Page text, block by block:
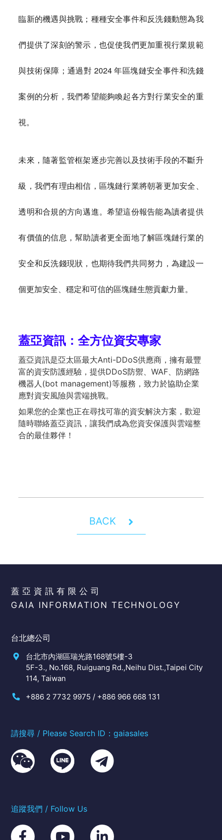
臨新的機遇與挑戰；種種安全事件和反洗錢動態為我
們提供了深刻的警示，也促使我們更加重視行業規範
與技術保障；通過對 2024 年區塊鏈安全事件和洗錢
案例的分析，我們希望能夠喚起各方對行業安全的重
視。
未來，隨著監管框架逐步完善以及技術手段的不斷升
級，我們有理由相信，區塊鏈行業將朝著更加安全、
透明和合規的方向邁進。希望這份報告能為讀者提供
有價值的信息，幫助讀者更全面地了解區塊鏈行業的
安全和反洗錢現狀，也期待我們共同努力，為建設一
個更加安全、穩定和可信的區塊鏈生態貢獻力量。
蓋亞資訊：全方位資安專家
蓋亞資訊是亞太區最大Anti-DDoS供應商，擁有最豐
富的資安防護經驗，提供DDoS防禦、WAF、防網路
機器人(bot management)等服務，致力於協助企業
應對資安風險與雲端挑戰。
如果您的企業也正在尋找可靠的資安解決方案，歡迎
隨時聯絡蓋亞資訊，讓我們成為您資安保護與雲端整
合的最佳夥伴！
BACK
蓋亞資訊有限公司
GAIA INFORMATION TECHNOLOGY
台北總公司
台北市內湖區瑞光路168號5樓-3
5F-3., No.168, Ruiguang Rd.,Neihu Dist.,Taipei City
114, Taiwan
+886 2 7732 9975 / +886 966 668 131
請搜尋 / Please Search ID：gaiasales
追蹤我們 / Follow Us